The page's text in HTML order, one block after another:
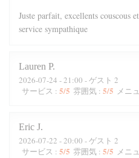
Juste parfait, excellents couscous
service sympathique
Lauren P
2026-07-24 - 21:00 - ゲスト 2
サービス : 5/5 雰囲気 : 5/5 メニ
Eric J
2026-07-22 - 20:00 - ゲスト 2
サービス : 5/5 雰囲気 : 5/5 メニ